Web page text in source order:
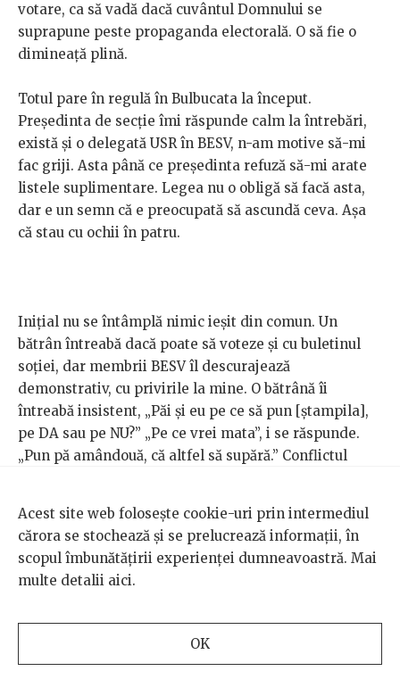
votare, ca să vadă dacă cuvântul Domnului se
suprapune peste propaganda electorală. O să fie o
dimineață plină.
Totul pare în regulă în Bulbucata la început.
Președinta de secție îmi răspunde calm la întrebări,
există și o delegată USR în BESV, n-am motive să-mi
fac griji. Asta până ce președinta refuză să-mi arate
listele suplimentare. Legea nu o obligă să facă asta,
dar e un semn că e preocupată să ascundă ceva. Așa
că stau cu ochii în patru.
Inițial nu se întâmplă nimic ieșit din comun. Un
bătrân întreabă dacă poate să voteze și cu buletinul
soției, dar membrii BESV îl descurajează
demonstrativ, cu privirile la mine. O bătrână îi
întreabă insistent, „Păi și eu pe ce să pun [ștampila],
pe DA sau pe NU?” „Pe ce vrei mata”, i se răspunde.
„Pun pă amândouă, că altfel să supără.” Conflictul
cabinei de vot. Explic biroului că nu se respectă
secretul votului, stipulat prn lege, dar mi se răspunde
că „cine a venit sa voteze știe exact ce trebuie să
voteze”. Adică oricum nu contează dacă votul e secret
Acest site web folosește cookie-uri prin intermediul
cărora se stochează și se prelucrează informații, în
scopul îmbunătățirii experienței dumneavoastră. Mai
multe detalii aici.
OK